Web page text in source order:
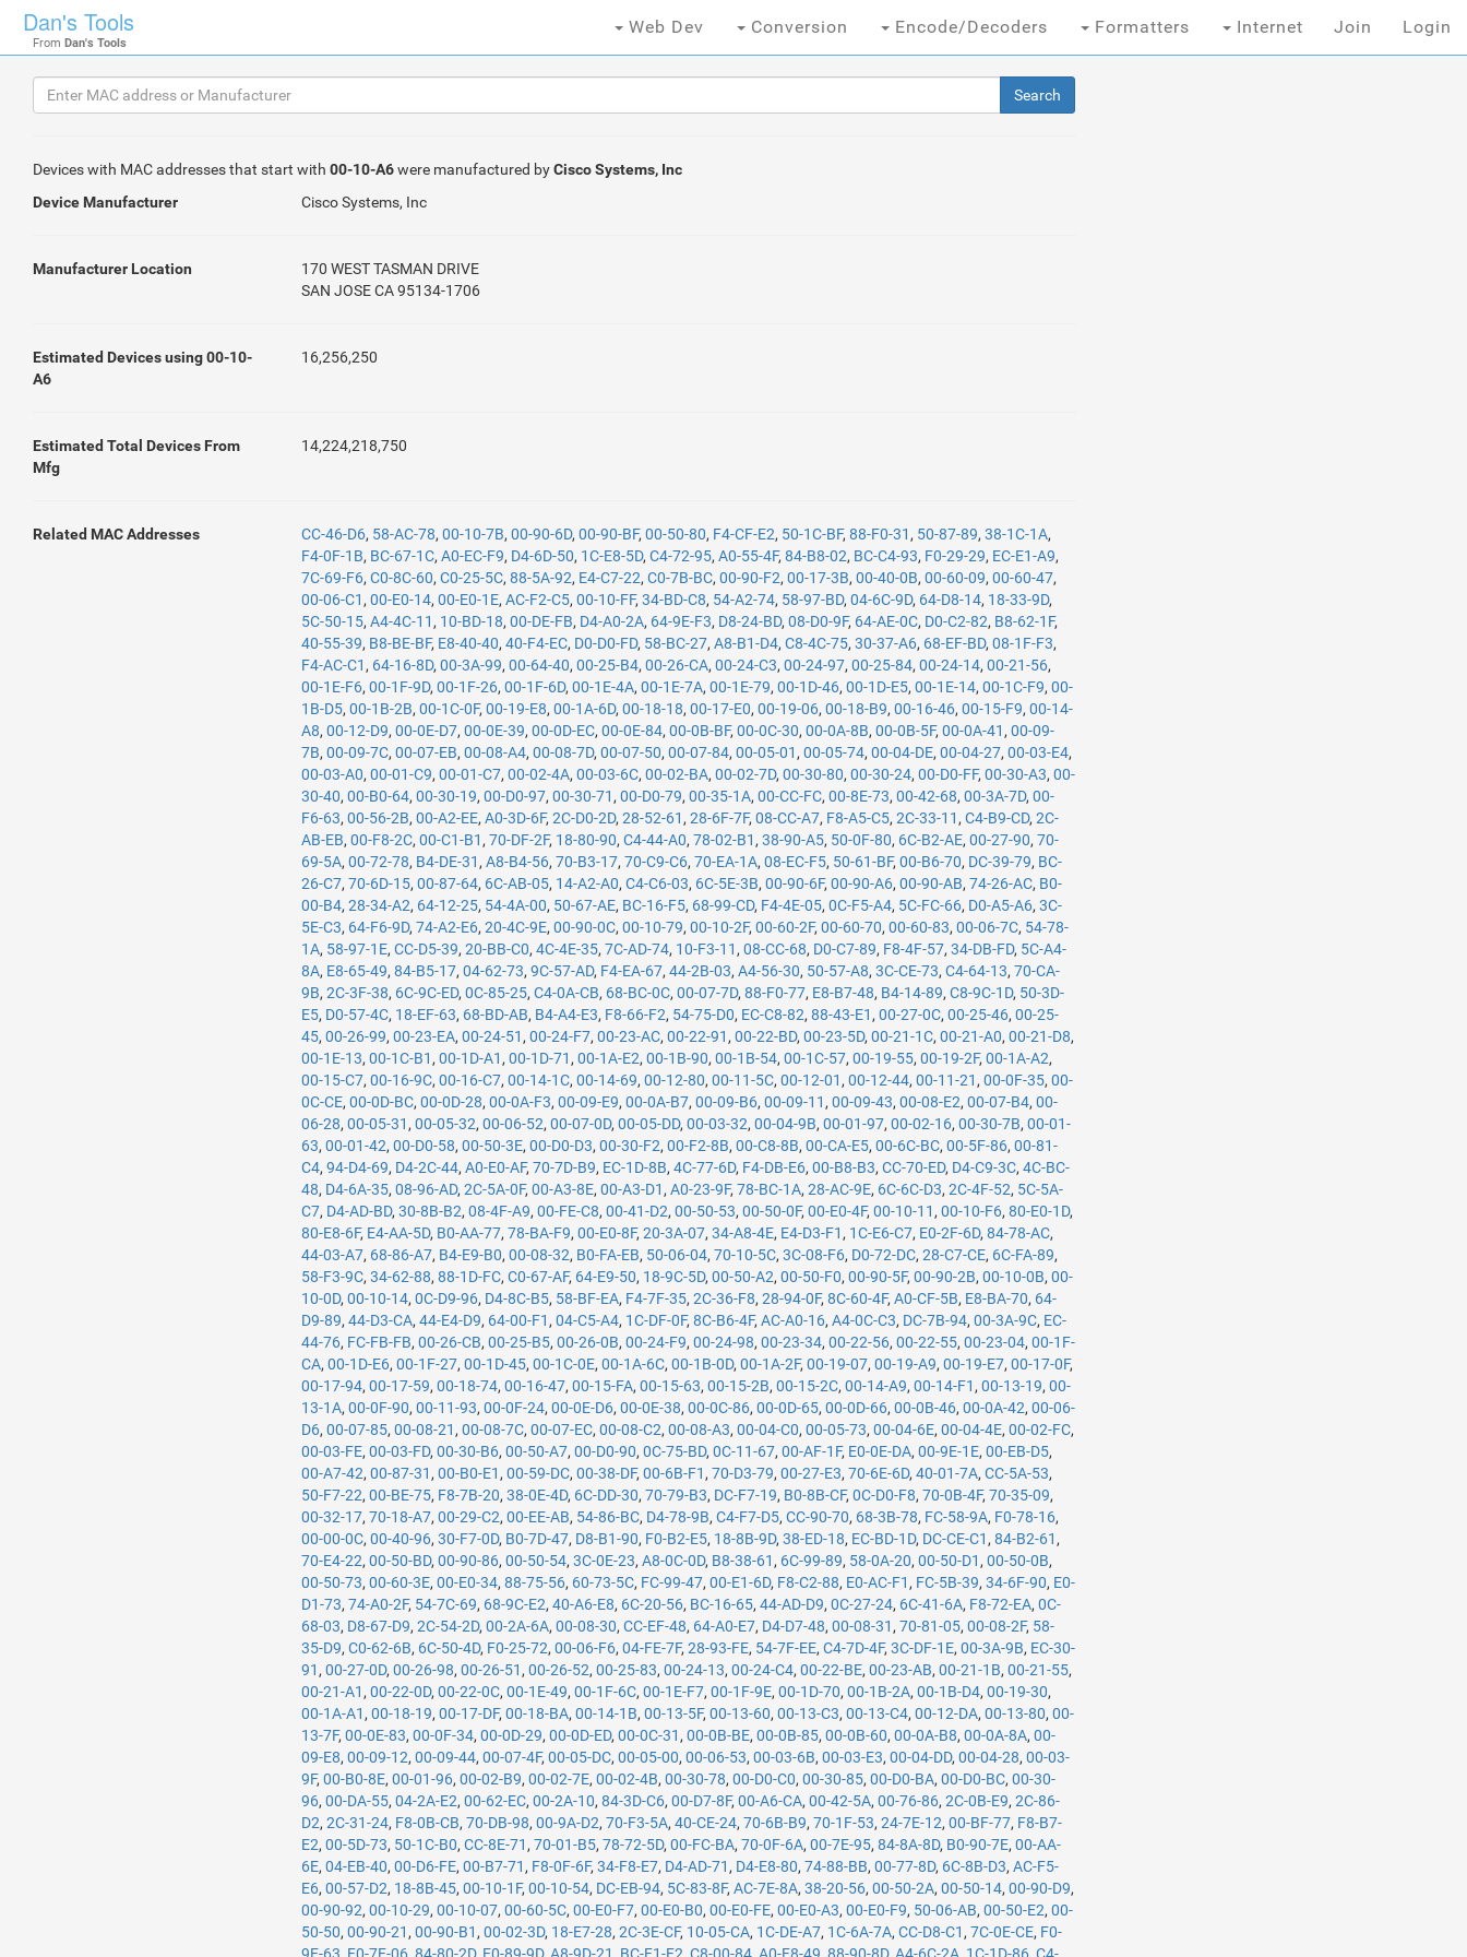
Dan's Tools
From Dan's Tools
Web Dev Conversion Encode/Decoders Formatters Internet Join Login
Devices with MAC addresses that start with 00-10-A6were manufactured byCisco Systems, Inc
Device Manufacturer
Cisco Systems, Inc
Manufacturer Location
170 WEST TASMAN DRIVE
SAN JOSE CA 95134-1706
Estimated Devices using 00-10-
A6
16,256,250
Estimated Total Devices From
Mfg
14,224,218,750
Related MAC Addresses CC-46-D6, 58-AC-78,00-10-7B,00-90-6D,00-90-BF,00-50-80, F4-CF-E2, 50-1C-BF,88-F0-31 , 50-87-89,38-1C-1A,
F4-0F-1B, BC-67-1C,A0-EC-F9, D4-6D-50, 1C-E8-5D,C4-72-95,A0-55-4F,84-B8-02, BC-C4-93, F0-29-29, EC-E1-A9,
7C-69-F6,C0-8C-60,C0-25-5C,88-5A-92, E4-C7-22,C0-7B-BC,00-90-F2,00-17-3B,00-40-0B,00-60-09,00-60-47,
00-06-C1 ,00-E0-14,00-E0-1E,AC-F2-C5,00-10-FF,34-BD-C8, 54-A2-74, 58-97-BD,04-6C-9D, 64-D8-14, 18-33-9D,
5C-50-15,A4-4C-11 , 10-BD-18,00-DE-FB, D4-A0-2A, 64-9E-F3, D8-24-BD,08-D0-9F, 64-AE-0C, D0-C2-82, B8-62-1F,
40-55-39, B8-BE-BF, E8-40-40,40-F4-EC, D0-D0-FD, 58-BC-27,A8-B1-D4,C8-4C-75,30-37-A6, 68-EF-BD,08-1F-F3,
F4-AC-C1 , 64-16-8D,00-3A-99,00-64-40,00-25-B4,00-26-CA,00-24-C3,00-24-97,00-25-84,00-24-14,00-21-56,
00-1E-F6,00-1F-9D,00-1F-26,00-1F-6D,00-1E-4A,00-1E-7A,00-1E-79,00-1D-46,00-1D-E5,00-1E-14,00-1C-F9,00-
1B-D5,00-1B-2B,00-1C-0F,00-19-E8,00-1A-6D,00-18-18,00-17-E0,00-19-06,00-18-B9,00-16-46,00-15-F9,00-14-
A8,00-12-D9,00-0E-D7,00-0E-39,00-0D-EC,00-0E-84,00-0B-BF,00-0C-30,00-0A-8B,00-0B-5F,00-0A-41 ,00-09-
7B,00-09-7C,00-07-EB,00-08-A4,00-08-7D,00-07-50,00-07-84,00-05-01 ,00-05-74,00-04-DE,00-04-27,00-03-E4,
00-03-A0,00-01-C9,00-01-C7,00-02-4A,00-03-6C,00-02-BA,00-02-7D,00-30-80,00-30-24,00-D0-FF,00-30-A3,00-
30-40,00-B0-64,00-30-19,00-D0-97,00-30-71 ,00-D0-79,00-35-1A,00-CC-FC,00-8E-73,00-42-68,00-3A-7D,00-
F6-63,00-56-2B,00-A2-EE,A0-3D-6F,2C-D0-2D,28-52-61 ,28-6F-7F,08-CC-A7, F8-A5-C5,2C-33-11 ,C4-B9-CD,2C-
AB-EB,00-F8-2C,00-C1-B1 ,70-DF-2F, 18-80-90,C4-44-A0,78-02-B1 ,38-90-A5, 50-0F-80, 6C-B2-AE,00-27-90,70-
69-5A,00-72-78, B4-DE-31 ,A8-B4-56,70-B3-17,70-C9-C6,70-EA-1A,08-EC-F5, 50-61-BF,00-B6-70, DC-39-79, BC-
26-C7,70-6D-15,00-87-64, 6C-AB-05, 14-A2-A0,C4-C6-03, 6C-5E-3B,00-90-6F,00-90-A6,00-90-AB,74-26-AC, B0-
00-B4,28-34-A2, 64-12-25, 54-4A-00, 50-67-AE, BC-16-F5, 68-99-CD, F4-4E-05,0C-F5-A4, 5C-FC-66, D0-A5-A6,3C-
5E-C3, 64-F6-9D,74-A2-E6,20-4C-9E,00-90-0C,00-10-79,00-10-2F,00-60-2F,00-60-70,00-60-83,00-06-7C, 54-78-
1A, 58-97-1E,CC-D5-39,20-BB-C0,4C-4E-35,7C-AD-74, 10-F3-11 ,08-CC-68, D0-C7-89, F8-4F-57,34-DB-FD, 5C-A4-
8A, E8-65-49,84-B5-17,04-62-73,9C-57-AD, F4-EA-67,44-2B-03,A4-56-30, 50-57-A8,3C-CE-73,C4-64-13,70-CA-
9B,2C-3F-38, 6C-9C-ED,0C-85-25,C4-0A-CB, 68-BC-0C,00-07-7D,88-F0-77, E8-B7-48, B4-14-89,C8-9C-1D, 50-3D-
E5, D0-57-4C, 18-EF-63, 68-BD-AB, B4-A4-E3, F8-66-F2, 54-75-D0, EC-C8-82,88-43-E1 ,00-27-0C,00-25-46,00-25-
45,00-26-99,00-23-EA,00-24-51 ,00-24-F7,00-23-AC,00-22-91 ,00-22-BD,00-23-5D,00-21-1C,00-21-A0,00-21-D8,
00-1E-13,00-1C-B1 ,00-1D-A1 ,00-1D-71 ,00-1A-E2,00-1B-90,00-1B-54,00-1C-57,00-19-55,00-19-2F,00-1A-A2,
00-15-C7,00-16-9C,00-16-C7,00-14-1C,00-14-69,00-12-80,00-11-5C,00-12-01 ,00-12-44,00-11-21 ,00-0F-35,00-
0C-CE,00-0D-BC,00-0D-28,00-0A-F3,00-09-E9,00-0A-B7,00-09-B6,00-09-11 ,00-09-43,00-08-E2,00-07-B4,00-
06-28,00-05-31 ,00-05-32,00-06-52,00-07-0D,00-05-DD,00-03-32,00-04-9B,00-01-97,00-02-16,00-30-7B,00-01-
63,00-01-42,00-D0-58,00-50-3E,00-D0-D3,00-30-F2,00-F2-8B,00-C8-8B,00-CA-E5,00-6C-BC,00-5F-86,00-81-
C4,94-D4-69, D4-2C-44,A0-E0-AF,70-7D-B9, EC-1D-8B,4C-77-6D, F4-DB-E6,00-B8-B3,CC-70-ED, D4-C9-3C,4C-BC-
48, D4-6A-35,08-96-AD,2C-5A-0F,00-A3-8E,00-A3-D1 ,A0-23-9F,78-BC-1A,28-AC-9E, 6C-6C-D3,2C-4F-52, 5C-5A-
C7, D4-AD-BD,30-8B-B2,08-4F-A9,00-FE-C8,00-41-D2,00-50-53,00-50-0F,00-E0-4F,00-10-11 ,00-10-F6,80-E0-1D,
80-E8-6F, E4-AA-5D, B0-AA-77,78-BA-F9,00-E0-8F,20-3A-07,34-A8-4E, E4-D3-F1 , 1C-E6-C7, E0-2F-6D,84-78-AC,
44-03-A7, 68-86-A7, B4-E9-B0,00-08-32, B0-FA-EB, 50-06-04,70-10-5C,3C-08-F6, D0-72-DC,28-C7-CE, 6C-FA-89,
58-F3-9C,34-62-88,88-1D-FC,C0-67-AF, 64-E9-50, 18-9C-5D,00-50-A2,00-50-F0,00-90-5F,00-90-2B,00-10-0B,00-
10-0D,00-10-14,0C-D9-96, D4-8C-B5, 58-BF-EA, F4-7F-35,2C-36-F8,28-94-0F,8C-60-4F,A0-CF-5B, E8-BA-70, 64-
D9-89,44-D3-CA,44-E4-D9, 64-00-F1 ,04-C5-A4, 1C-DF-0F,8C-B6-4F,AC-A0-16,A4-0C-C3, DC-7B-94,00-3A-9C, EC-
44-76, FC-FB-FB,00-26-CB,00-25-B5,00-26-0B,00-24-F9,00-24-98,00-23-34,00-22-56,00-22-55,00-23-04,00-1F-
CA,00-1D-E6,00-1F-27,00-1D-45,00-1C-0E,00-1A-6C,00-1B-0D,00-1A-2F,00-19-07,00-19-A9,00-19-E7,00-17-0F,
00-17-94,00-17-59,00-18-74,00-16-47,00-15-FA,00-15-63,00-15-2B,00-15-2C,00-14-A9,00-14-F1 ,00-13-19,00-
13-1A,00-0F-90,00-11-93,00-0F-24,00-0E-D6,00-0E-38,00-0C-86,00-0D-65,00-0D-66,00-0B-46,00-0A-42,00-06-
D6,00-07-85,00-08-21 ,00-08-7C,00-07-EC,00-08-C2,00-08-A3,00-04-C0,00-05-73,00-04-6E,00-04-4E,00-02-FC,
00-03-FE,00-03-FD,00-30-B6,00-50-A7,00-D0-90,0C-75-BD,0C-11-67,00-AF-1F, E0-0E-DA,00-9E-1E,00-EB-D5,
00-A7-42,00-87-31 ,00-B0-E1 ,00-59-DC,00-38-DF,00-6B-F1 ,70-D3-79,00-27-E3,70-6E-6D,40-01-7A,CC-5A-53,
50-F7-22,00-BE-75, F8-7B-20,38-0E-4D, 6C-DD-30,70-79-B3, DC-F7-19, B0-8B-CF,0C-D0-F8,70-0B-4F,70-35-09,
00-32-17,70-18-A7,00-29-C2,00-EE-AB, 54-86-BC, D4-78-9B,C4-F7-D5,CC-90-70, 68-3B-78, FC-58-9A, F0-78-16,
00-00-0C,00-40-96,30-F7-0D, B0-7D-47, D8-B1-90, F0-B2-E5, 18-8B-9D,38-ED-18, EC-BD-1D, DC-CE-C1 ,84-B2-61 ,
70-E4-22,00-50-BD,00-90-86,00-50-54,3C-0E-23,A8-0C-0D, B8-38-61 , 6C-99-89, 58-0A-20,00-50-D1 ,00-50-0B,
00-50-73,00-60-3E,00-E0-34,88-75-56, 60-73-5C, FC-99-47,00-E1-6D, F8-C2-88, E0-AC-F1 , FC-5B-39,34-6F-90, E0-
D1-73,74-A0-2F, 54-7C-69, 68-9C-E2,40-A6-E8, 6C-20-56, BC-16-65,44-AD-D9,0C-27-24, 6C-41-6A, F8-72-EA,0C-
68-03, D8-67-D9,2C-54-2D,00-2A-6A,00-08-30,CC-EF-48, 64-A0-E7, D4-D7-48,00-08-31 ,70-81-05,00-08-2F, 58-
35-D9,C0-62-6B, 6C-50-4D, F0-25-72,00-06-F6,04-FE-7F,28-93-FE, 54-7F-EE,C4-7D-4F,3C-DF-1E,00-3A-9B, EC-30-
91 ,00-27-0D,00-26-98,00-26-51 ,00-26-52,00-25-83,00-24-13,00-24-C4,00-22-BE,00-23-AB,00-21-1B,00-21-55,
00-21-A1 ,00-22-0D,00-22-0C,00-1E-49,00-1F-6C,00-1E-F7,00-1F-9E,00-1D-70,00-1B-2A,00-1B-D4,00-19-30,
00-1A-A1 ,00-18-19,00-17-DF,00-18-BA,00-14-1B,00-13-5F,00-13-60,00-13-C3,00-13-C4,00-12-DA,00-13-80,00-
13-7F,00-0E-83,00-0F-34,00-0D-29,00-0D-ED,00-0C-31 ,00-0B-BE,00-0B-85,00-0B-60,00-0A-B8,00-0A-8A,00-
09-E8,00-09-12,00-09-44,00-07-4F,00-05-DC,00-05-00,00-06-53,00-03-6B,00-03-E3,00-04-DD,00-04-28,00-03-
9F,00-B0-8E,00-01-96,00-02-B9,00-02-7E,00-02-4B,00-30-78,00-D0-C0,00-30-85,00-D0-BA,00-D0-BC,00-30-
96,00-DA-55,04-2A-E2,00-62-EC,00-2A-10,84-3D-C6,00-D7-8F,00-A6-CA,00-42-5A,00-76-86,2C-0B-E9,2C-86-
D2,2C-31-24, F8-0B-CB,70-DB-98,00-9A-D2,70-F3-5A,40-CE-24,70-6B-B9,70-1F-53,24-7E-12,00-BF-77, F8-B7-
E2,00-5D-73, 50-1C-B0,CC-8E-71 ,70-01-B5,78-72-5D,00-FC-BA,70-0F-6A,00-7E-95,84-8A-8D, B0-90-7E,00-AA-
6E,04-EB-40,00-D6-FE,00-B7-71 , F8-0F-6F,34-F8-E7, D4-AD-71 , D4-E8-80,74-88-BB,00-77-8D, 6C-8B-D3,AC-F5-
E6,00-57-D2, 18-8B-45,00-10-1F,00-10-54, DC-EB-94, 5C-83-8F,AC-7E-8A,38-20-56,00-50-2A,00-50-14,00-90-D9,
00-90-92,00-10-29,00-10-07,00-60-5C,00-E0-F7,00-E0-B0,00-E0-FE,00-E0-A3,00-E0-F9, 50-06-AB,00-50-E2,00-
50-50,00-90-21 ,00-90-B1 ,00-02-3D, 18-E7-28,2C-3E-CF, 10-05-CA, 1C-DE-A7, 1C-6A-7A,CC-D8-C1 ,7C-0E-CE, F0-